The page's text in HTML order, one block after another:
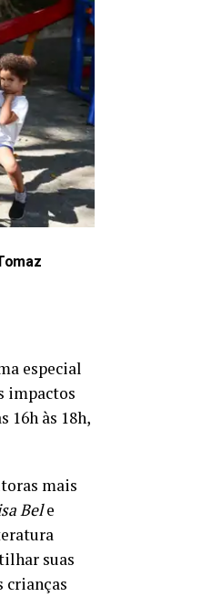
especial
impactos
16h às 18h,
mais
Bele
suas
crianças